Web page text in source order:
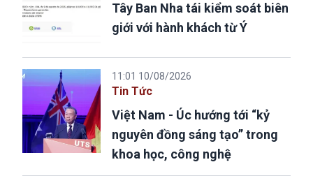
Tây Ban Nha tái kiểm soát biên
giới với hành khách từ Ý
11:01 10/08/2026
Tin Tức
Việt Nam - Úc hướng tới “kỷ
nguyên đồng sáng tạo” trong
khoa học, công nghệ